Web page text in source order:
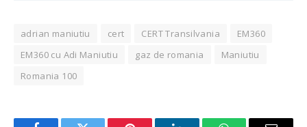
adrian maniutiu cert CERT Transilvania
EM360
EM360 cu Adi Maniutiu
gaz de romania
Maniutiu
Romania 100